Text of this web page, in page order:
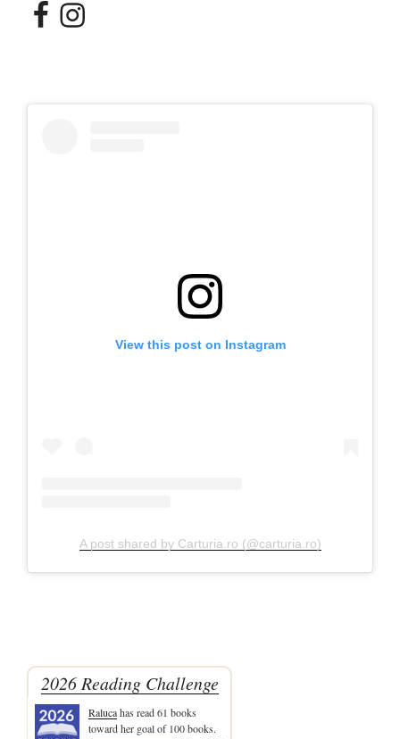
FacebookInstagram
View this post on Instagram
A post shared by Carturia.ro (@carturia.ro)
2026 Reading Challenge
Ralucahas read 61 books
toward her goal of 100 books.